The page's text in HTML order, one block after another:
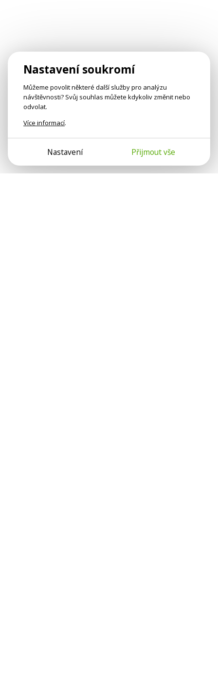
Nastavení soukromí
Můžeme povolit některé další služby pro analýzu
návštěvnosti? Svůj souhlas můžete kdykoliv změnit nebo
odvolat.
Více informací.
Nastavení Přijmout vše